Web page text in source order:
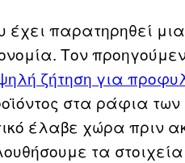
έχει παρατηρηθεί
Τον
ζήτηση για
στα ράφια
έλαβε χώρα πριν
τα